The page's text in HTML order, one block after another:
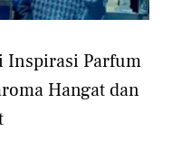
Inspirasi Parfum
Hangat dan